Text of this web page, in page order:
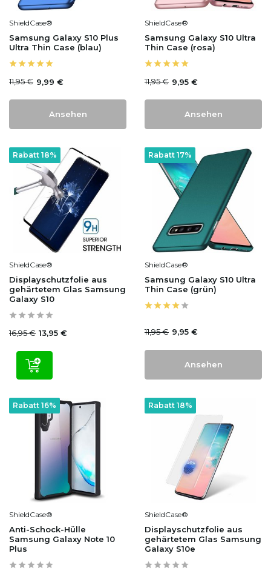
ShieldCase®
Samsung Galaxy S10 Plus
Ultra Thin Case (blau)
11,95 € 9,99 €
Ansehen
ShieldCase®
Samsung Galaxy S10 Ultra
Thin Case (rosa)
11,95 € 9,95 €
Ansehen
Rabatt 18%
ShieldCase®
Displayschutzfolie aus
gehärtetem Glas Samsung
Galaxy S10
16,95 € 13,95 €
Rabatt 17%
ShieldCase®
Samsung Galaxy S10 Ultra
Thin Case (grün)
11,95 € 9,95 €
Ansehen
Rabatt 16%
ShieldCase®
Anti-Schock-Hülle
Samsung Galaxy Note 10
Plus
Rabatt 18%
ShieldCase®
Displayschutzfolie aus
gehärtetem Glas Samsung
Galaxy S10e